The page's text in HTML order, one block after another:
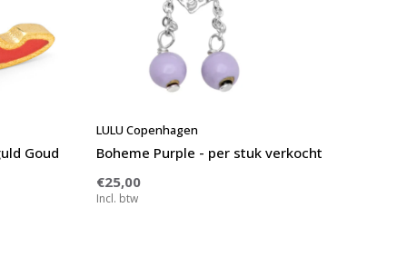
Goud
LULU Copenhagen
Boheme Purple - per stuk verkocht
€25,00
Incl. btw